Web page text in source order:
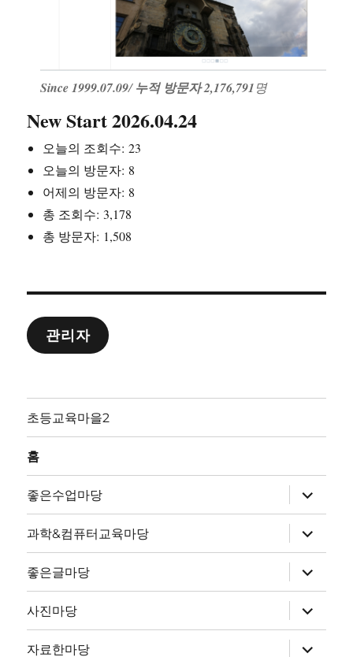
Since 1999.07.09/누적 방문자 2,176,791명
New Start 2026.04.24
오늘의 조회수:23
오늘의 방문자: 8
어제의 방문자: 8
총 조회수: 3,178
총 방문자: 1,508
관리자
초등교육마을2
홈
좋은수업마당
위
메
뉴
확
장
과학&컴퓨터교육마당
위
메
뉴
확
장
좋은글마당
위
메
뉴
확
장
사진마당
위
메
뉴
자료한마당